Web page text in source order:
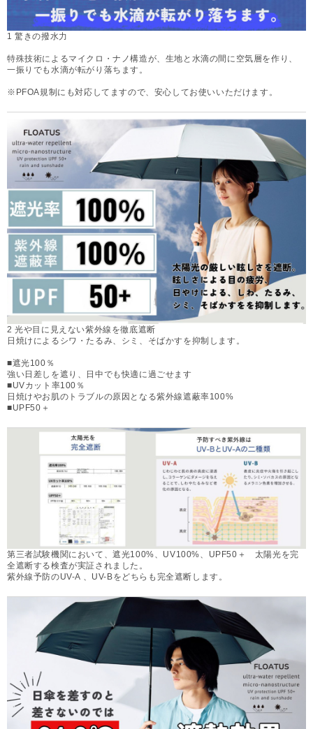
1 驚きの撥水力
特殊技術によるマイクロ・ナノ構造が、生地と水滴の間に空気層を作り、
一振りでも水滴が転がり落ちます。
※PFOA規制にも対応してますので、安心してお使いいただけます。
2 光や目に見えない紫外線を徹底遮断
日焼けによるシワ・たるみ、シミ、そばかすを抑制します。
■遮光100％
強い日差しを遮り、日中でも快適に過ごせます
■UVカット率100％
日焼けやお肌のトラブルの原因となる紫外線遮蔽率100%
■UPF50＋
第三者試験機関において、遮光100%、UV100%、UPF50＋ 太陽光を完
全遮断する検査が実証されました。
紫外線予防のUV-A 、UV-Bをどちらも完全遮断します。